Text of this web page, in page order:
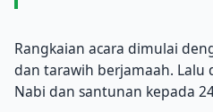
Rangkaian acara dimulai
dan tarawih berjamaah.
Nabi dan santunan kepada